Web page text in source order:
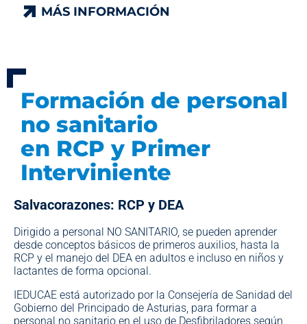
MÁS INFORMACIÓN
Formación de personal
no sanitario
en RCP y Primer
Interviniente
Salvacorazones: RCP y DEA
Dirigido a personal NO SANITARIO, se pueden aprender
desde conceptos básicos de primeros auxilios, hasta la
RCP y el manejo del DEA en adultos e incluso en niños y
lactantes de forma opcional.
IEDUCAE está autorizado por la Consejería de Sanidad del
Gobierno del Principado de Asturias, para formar a
personal no sanitario en el uso de Desfibriladores según